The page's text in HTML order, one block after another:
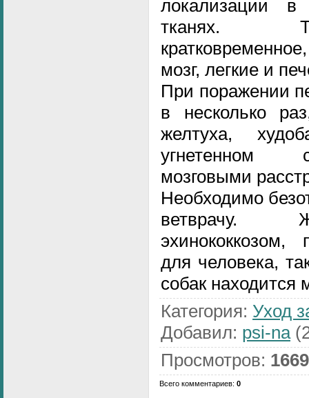
локализации
тканях.
мозг, легкие и
При поражении
в несколько
желтуха,
угнетенном
мозговыми
Hеобходимо
ветврачу.
эхинококкозом,
для человека,
собак находится
Категория: Уход
Добавил: psi-na
Просмотров: 1669
Всего комментариев: 0